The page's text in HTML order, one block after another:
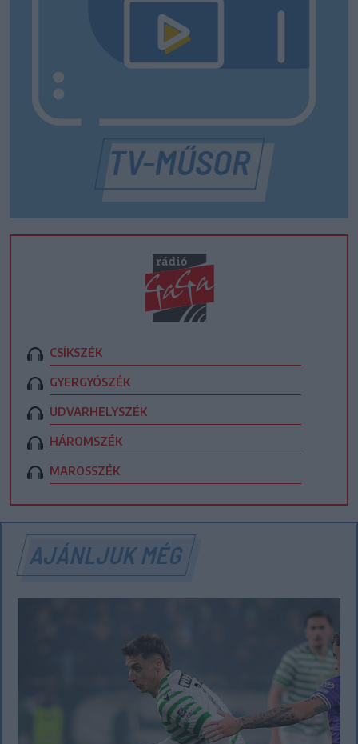
CSÍKSZÉK
GYERGYÓSZÉK
UDVARHELYSZÉK
HÁROMSZÉK
MAROSSZÉK
AJÁNLJUK MÉG